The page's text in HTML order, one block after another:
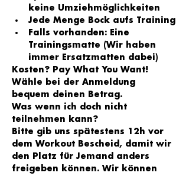
keine Umziehmöglichkeiten
Jede Menge Bock aufs Training
Falls vorhanden: Eine
Trainingsmatte (Wir haben
immer Ersatzmatten dabei)
Kosten? Pay What You Want!
Wähle bei der Anmeldung
bequem deinen Betrag.
Was wenn ich doch nicht
teilnehmen kann?
Bitte gib uns spätestens 12h vor
dem Workout Bescheid, damit wir
den Platz für Jemand anders
freigeben können. Wir können